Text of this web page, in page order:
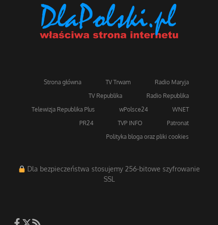
Strona główna TV Trwam
Radio Maryja
TV Republika
Radio Republika
Telewizja Republika Plus
wPolsce24
WNET
PR24
TVP INFO
Patronat
Polityka bloga oraz pliki cookies
Dla bezpieczeństwa stosujemy 256-bitowe szyfrowanie
SSL